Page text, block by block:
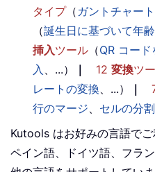
タイプ（ ガントチャート
（誕生日に基づいて年
挿入ツール （QR コード
入 、...） ｜ 12 変換ツ
レートの変換、...） ｜
行のマージ、 セルの分割
Kutools はお好みの言語で
ペイン語、ドイツ語、フラ